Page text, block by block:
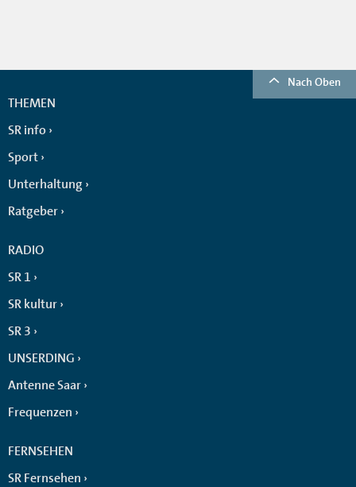
Nach Oben
THEMEN
SR info
Sport
Unterhaltung
Ratgeber
RADIO
SR 1
SR kultur
SR 3
UNSERDING
Antenne Saar
Frequenzen
FERNSEHEN
SR Fernsehen